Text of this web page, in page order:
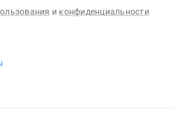
и конфиденциальности